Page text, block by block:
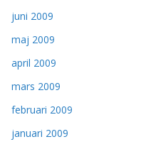
juni 2009
maj 2009
april 2009
mars 2009
februari 2009
januari 2009